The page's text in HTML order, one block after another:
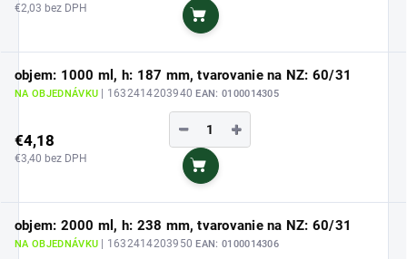
€2,03 bez DPH
Do košíka
objem: 1000 ml, h: 187 mm, tvarovanie na NZ: 60/31
NA OBJEDNÁVKU | 1632414203940EAN: 0100014305
€4,18
€3,40 bez DPH
+
−
Do košíka
objem: 2000 ml, h: 238 mm, tvarovanie na NZ: 60/31
NA OBJEDNÁVKU | 1632414203950EAN: 0100014306